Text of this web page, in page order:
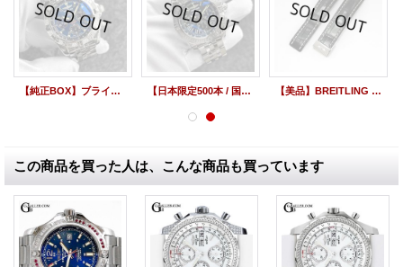
【純正BOX】ブライトリング クロノマット44 ベゼルダイヤ ブラックアイブルー ダイヤモンド ベゼル AB0110 44mm 【日本限定500本 / 国内正規保証付き / 付属完備】ブライトリング クロノマット44 スペシャル JSP 日本限定モデル AB0115 黒文字盤 /23218 【美品】BREITLING ブライトリング 純正 ブラック アリゲーターストラップ 744P Dバックル 22mm-20mm | 240803
この商品を買った人は、こんな商品も買っています